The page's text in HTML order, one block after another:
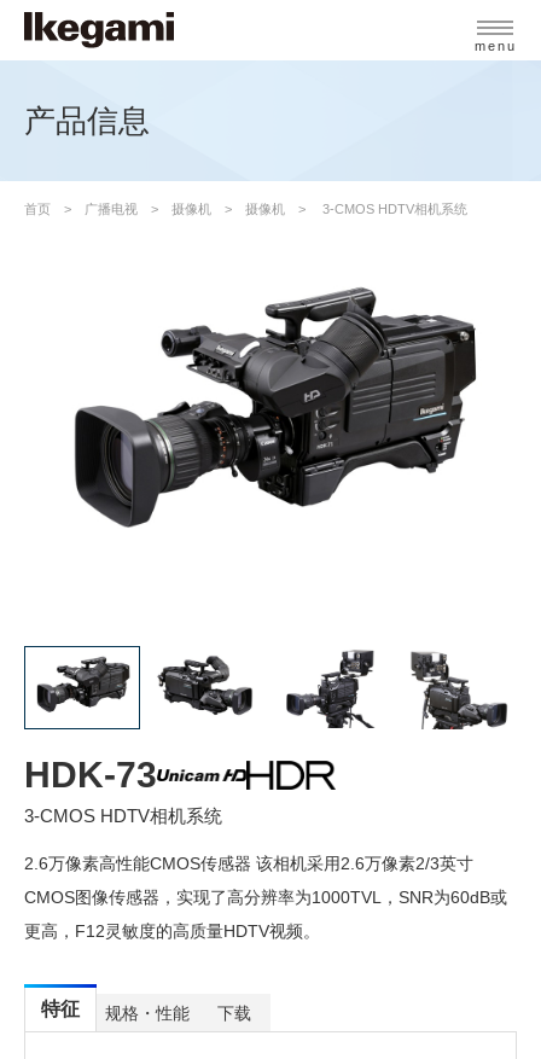
menu
产品信息
首页 广播电视 摄像机 摄像机 3-CMOS HDTV相机系统
HDK-73
3-CMOS HDTV相机系统
2.6万像素高性能CMOS传感器 该相机采用2.6万像素2/3英寸
CMOS图像传感器，实现了高分辨率为1000TVL，SNR为60dB或
更高，F12灵敏度的高质量HDTV视频。
特征 规格・性能 下载